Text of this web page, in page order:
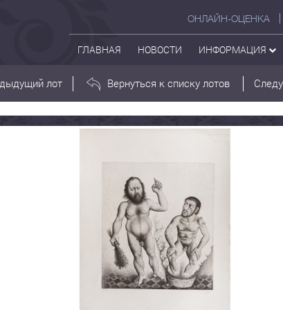
ОНЛАЙН-ОЦЕНКА
ГЛАВНАЯ НОВОСТИ ИНФОРМАЦИЯ
лот Вернуться к списку лотов